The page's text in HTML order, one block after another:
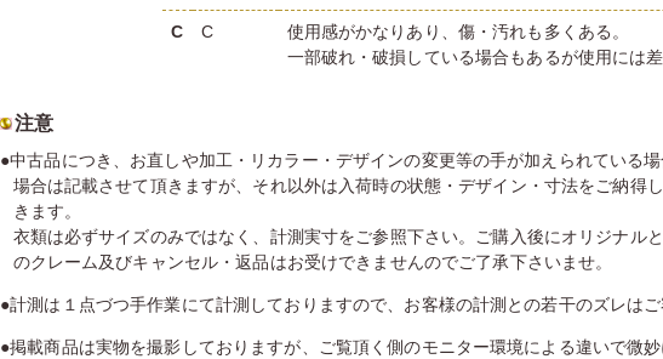
C C
使用感がかなりあり、傷・汚れも多くある。
一部破れ・破損している場合もあるが使用には
注意
●中古品につき、お直しや加工・リカラー・デザインの変更等の手が加えられている
場合は記載させて頂きますが、それ以外は入荷時の状態・デザイン・寸法をご納得
きます。
衣類は必ずサイズのみではなく、計測実寸をご参照下さい。ご購入後にオリジナル
のクレーム及びキャンセル・返品はお受けできませんのでご了承下さいませ。
●計測は１点づつ手作業にて計測しておりますので、お客様の計測との若干のズレはご
●掲載商品は実物を撮影しておりますが、ご覧頂く側のモニター環境による違いで微